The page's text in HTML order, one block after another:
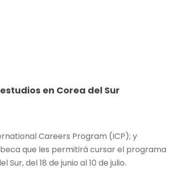
en Corea del Sur
Careers Program (ICP); y
que les permitirá cursar el programa
del 18 de junio al 10 de julio.